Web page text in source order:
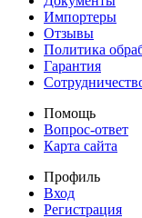
Импортеры
Отзывы
Политика
Гарантия
Помощь
Вопрос-ответ
Карта сайта
Профиль
Вход
Регистрация